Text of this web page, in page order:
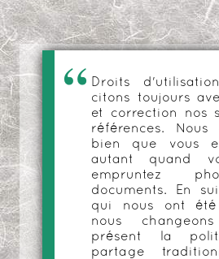
Droits
citons toujours
et correction nos
références. Nous
bien que vous
autant quand
empruntez
documents. En
qui nous ont été
nous
présent la
partage